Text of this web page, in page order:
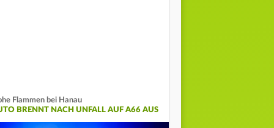
Flammen bei Hanau
BRENNT NACH UNFALL AUF A66 AUS